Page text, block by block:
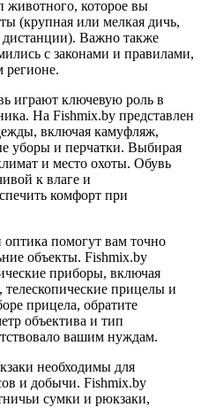
животного, которое вы
(крупная или мелкая дичь,
Важно также
с законами и правилами,
играют ключевую роль в
На Fishmix.by представлен
включая камуфляж,
уборы и перчатки. Выбирая
и место охоты. Обувь
к влаге и
комфорт при
помогут вам точно
объекты. Fishmix.by
приборы, включая
прицелы и
прицела, обратите
объектива и тип
вашим нуждам.
необходимы для
и добычи. Fishmix.by
сумки и рюкзаки,